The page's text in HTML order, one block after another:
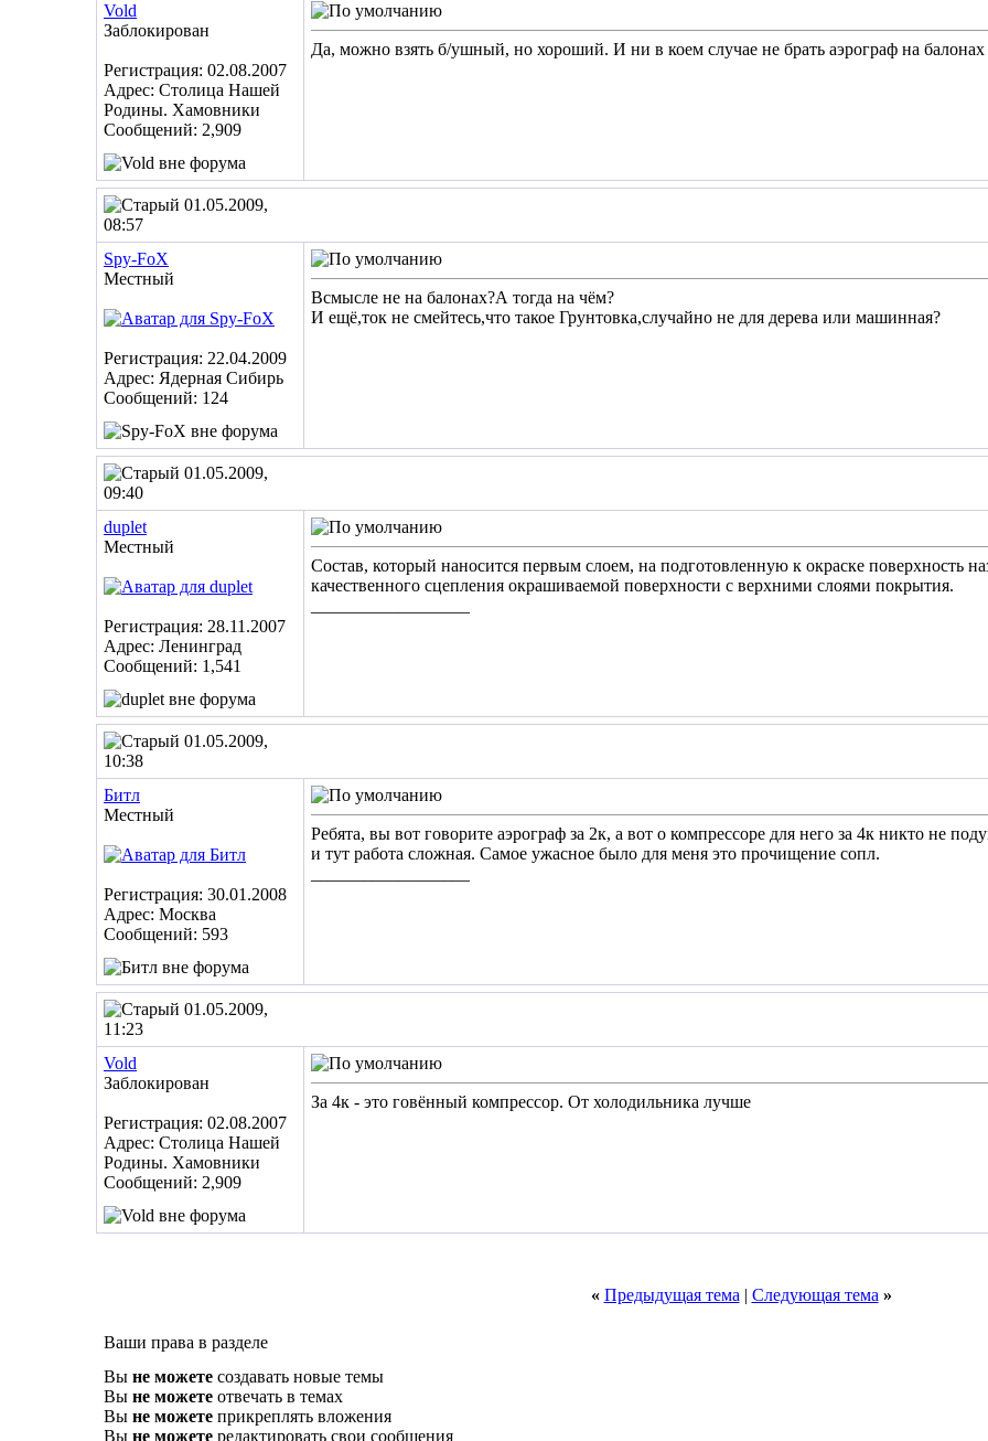
Vold
Заблокирован
Регистрация: 02.08.2007
Адрес: Столица Нашей
Родины. Хамовники
Сообщений: 2,909
Да, можно взять б/ушный, но хороший. И ни в коем случае не брать аэрограф на балонах
01.05.2009,
08:57
Spy-FoX
Местный
Регистрация: 22.04.2009
Адрес: Ядерная Сибирь
Сообщений: 124
Всмысле не на балонах?А тогда на чём?
И ещё,ток не смейтесь,что такое Грунтовка,случайно не для дерева или машинная?
01.05.2009,
09:40
duplet
Местный
Регистрация: 28.11.2007
Адрес: Ленинград
Сообщений: 1,541
Состав, который наносится первым слоем, на подготовленную к окраске поверхность
качественного сцепления окрашиваемой поверхности с верхними слоями покрытия.
01.05.2009,
10:38
Битл
Местный
Регистрация: 30.01.2008
Адрес: Москва
Сообщений: 593
Ребята, вы вот говорите аэрограф за 2к, а вот о компрессоре для него за 4к никто не
и тут работа сложная. Самое ужасное было для меня это прочищение сопл.
01.05.2009,
11:23
Vold
Заблокирован
Регистрация: 02.08.2007
Адрес: Столица Нашей
Родины. Хамовники
Сообщений: 2,909
За 4к - это говённый компрессор. От холодильника лучше
« Предыдущая тема | Следующая тема »
Ваши права в разделе
Вы не можете создавать новые темы
Вы не можете отвечать в темах
Вы не можете прикреплять вложения
Вы не можете редактировать свои сообщения